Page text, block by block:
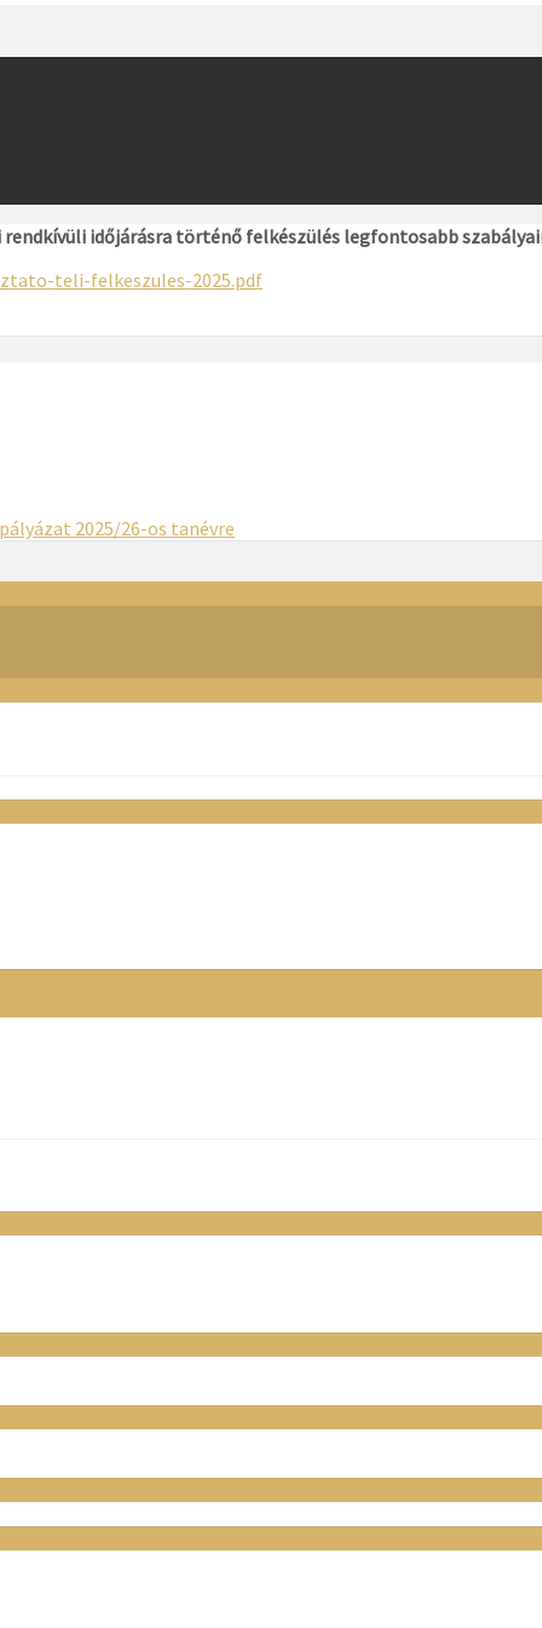
időjárásra történő felkészülés legfontosabb
teli-felkeszules-2025.pdf
2025/26-os tanévre